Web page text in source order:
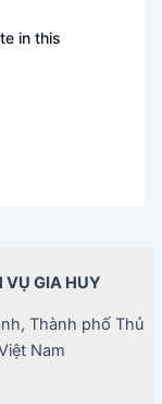
in this
VỤ GIA HUY
Thành phố Thủ
Nam